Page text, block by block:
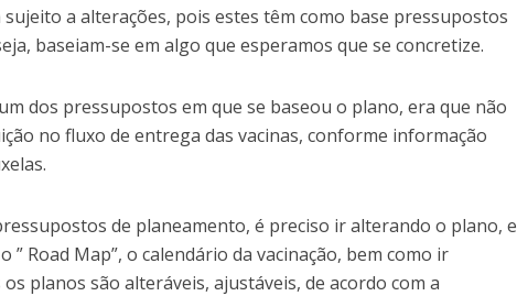
a alterações, pois estes têm como base pressupostos
baseiam-se em algo que esperamos que se concretize.
dos pressupostos em que se baseou o plano, era que não
no fluxo de entrega das vacinas, conforme informação
de planeamento, é preciso ir alterando o plano, e
Road Map”, o calendário da vacinação, bem como ir
planos são alteráveis, ajustáveis, de acordo com a